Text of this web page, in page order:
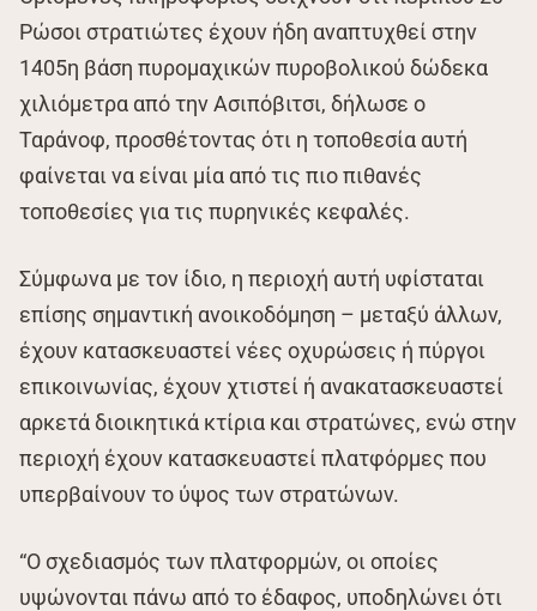
Ρώσοι στρατιώτες έχουν ήδη αναπτυχθεί στην
1405η βάση πυρομαχικών πυροβολικού δώδεκα
χιλιόμετρα από την Ασιπόβιτσι, δήλωσε ο
Ταράνοφ, προσθέτοντας ότι η τοποθεσία αυτή
φαίνεται να είναι μία από τις πιο πιθανές
τοποθεσίες για τις πυρηνικές κεφαλές.
Σύμφωνα με τον ίδιο, η περιοχή αυτή υφίσταται
επίσης σημαντική ανοικοδόμηση – μεταξύ άλλων,
έχουν κατασκευαστεί νέες οχυρώσεις ή πύργοι
επικοινωνίας, έχουν χτιστεί ή ανακατασκευαστεί
αρκετά διοικητικά κτίρια και στρατώνες, ενώ στην
περιοχή έχουν κατασκευαστεί πλατφόρμες που
υπερβαίνουν το ύψος των στρατώνων.
“Ο σχεδιασμός των πλατφορμών, οι οποίες
υψώνονται πάνω από το έδαφος, υποδηλώνει ότι